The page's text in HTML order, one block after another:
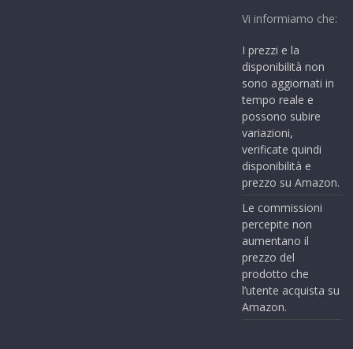
Vi informiamo che:
I prezzi e la
disponibilità non
sono aggiornati in
tempo reale e
possono subire
variazioni,
verificate quindi
disponibilità e
prezzo su Amazon.
Le commissioni
percepite non
aumentano il
prezzo del
prodotto che
l’utente acquista su
Amazon.